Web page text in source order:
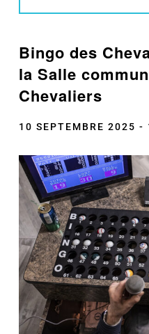
Bingo des
la Salle
Chevaliers
10 SEPTEMBRE 2025 -